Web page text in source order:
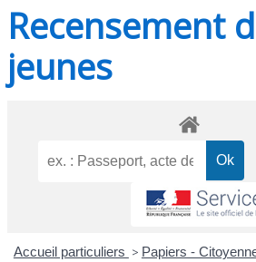
Recensement
jeunes
Accueil particuliers > Papiers -